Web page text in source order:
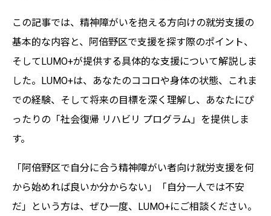
この記事では、精神障がいを抱える方向けの就労支援の
基本的な内容と、阿倍野区で支援を探す際のポイント、
そしてLUMO+が提供する具体的な支援について解説しま
した。LUMO+は、あなたのココロや身体の状態、これま
での経験、そして将来の目標を深く理解し、あなたにぴ
ったりの「社会復帰 リハビリ プログラム」を提供しま
す。
「阿倍野区で自分に合う精神障がい者向け就労支援を何
から始めれば良いか分からない」「自分一人では不安
だ」という方は、ぜひ一度、LUMO+にご相談ください。